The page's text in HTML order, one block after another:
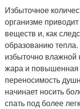
Избыточное
организме
веществ и, как
образованию
избыточно
жара и повышенная
переносимость
начинает носить
спать под более